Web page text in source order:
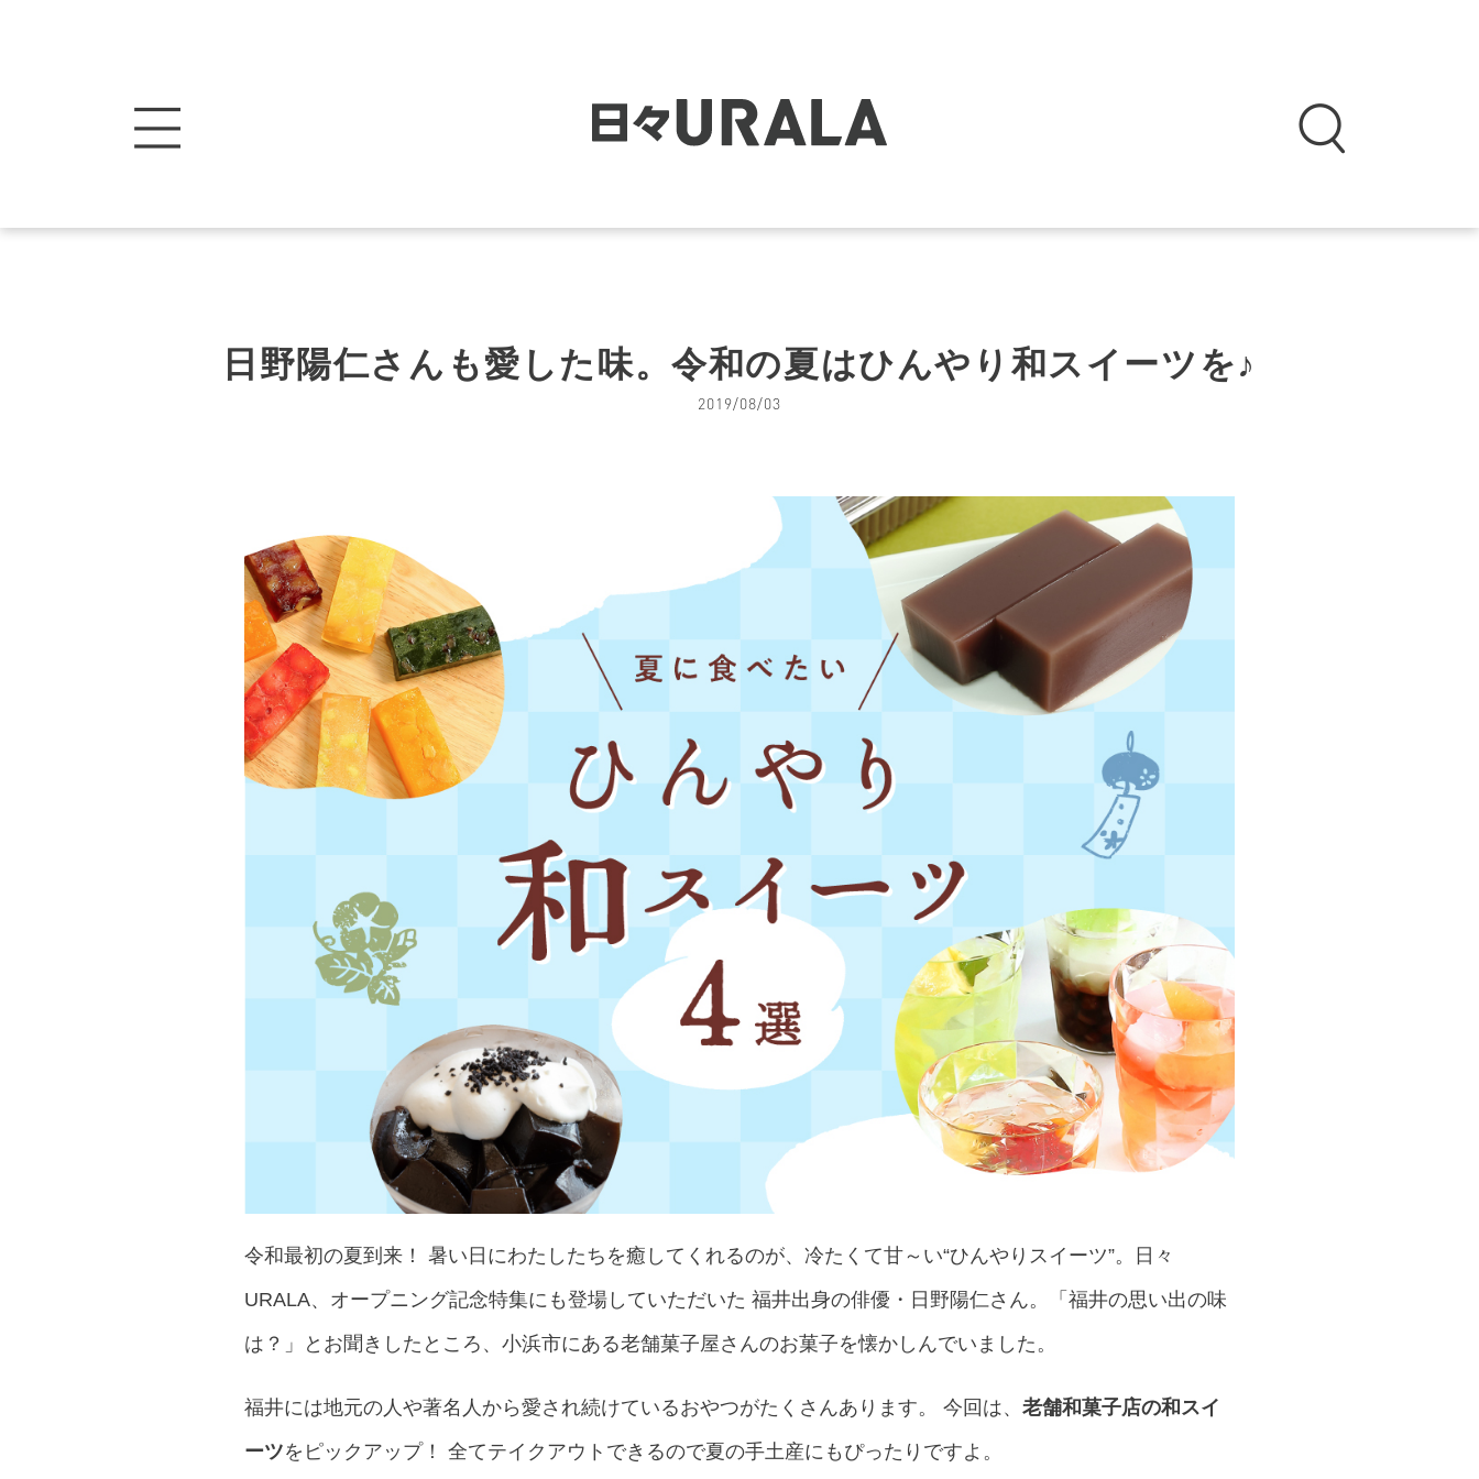
日野陽仁さんも愛した味。令和の夏はひんやり和スイーツを♪
2019/08/03
令和最初の夏到来！ 暑い日にわたしたちを癒してくれるのが、冷たくて甘～い“ひんやりスイーツ”。日々
URALA、オープニング記念特集にも登場していただいた 福井出身の俳優・日野陽仁さん。「福井の思い出の味
は？」とお聞きしたところ、小浜市にある老舗菓子屋さんのお菓子を懐かしんでいました。
福井には地元の人や著名人から愛され続けているおやつがたくさんあります。 今回は、 老舗和菓子店の和スイ
ーツをピックアップ！ 全てテイクアウトできるので夏の手土産にもぴったりですよ。